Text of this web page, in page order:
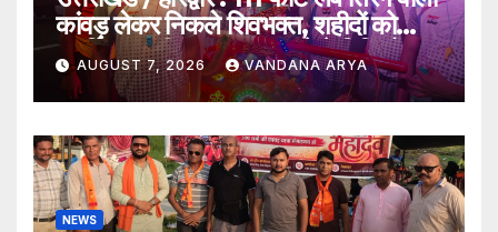
कांवड़ लेकर निकले शिवभक्त, शहीदों को
समर्पित अनूठी आस्था यात्रा_देखे विडिओ !!
AUGUST 7, 2026 VANDANA ARYA
NEWS